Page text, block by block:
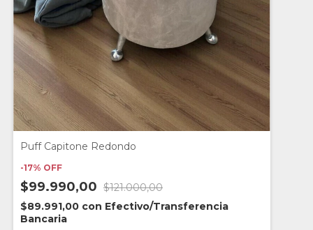
Puff Capitone Redondo
-17% OFF
$99.990,00 $121.000,00
$89.991,00 con Efectivo/Transferencia
Bancaria